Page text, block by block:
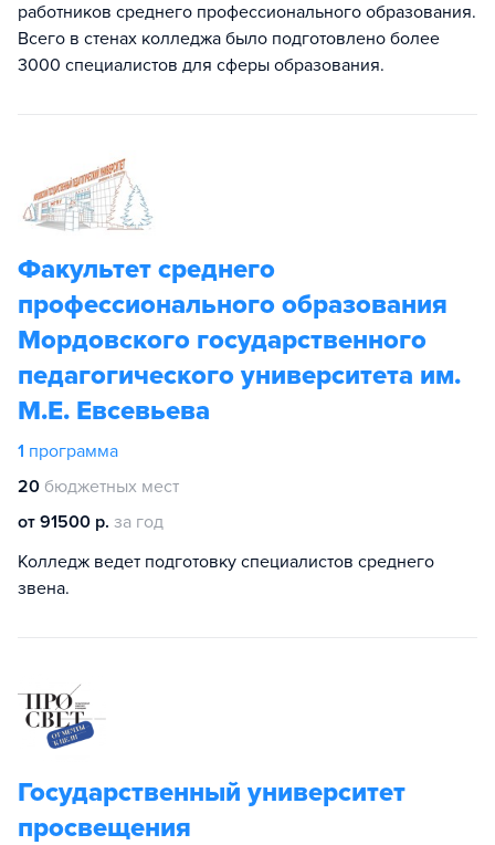
работников среднего профессионального образования.
Всего в стенах колледжа было подготовлено более
3000 специалистов для сферы образования.
Факультет среднего
профессионального образования
Мордовского государственного
педагогического университета им.
М.Е. Евсевьева
1 программа
20 бюджетных мест
от 91500 р. за год
Колледж ведет подготовку специалистов среднего
звена.
Государственный университет
просвещения